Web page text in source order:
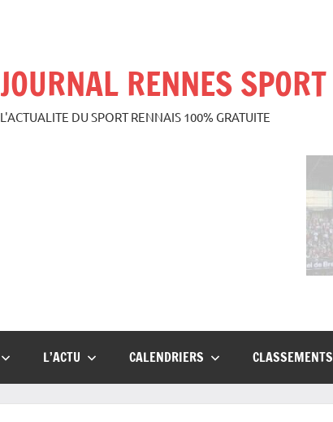
JOURNAL RENNES SPORT
L'ACTUALITE DU SPORT RENNAIS 100% GRATUITE
L’ACTU CALENDRIERS CLASSEMENTS